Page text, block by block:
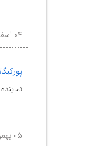
۰۴ اسفند ۱۴۰۴ - ۹:۳۹
۰۵ بهمن ۱۴۰۴ - ۹:۱۴